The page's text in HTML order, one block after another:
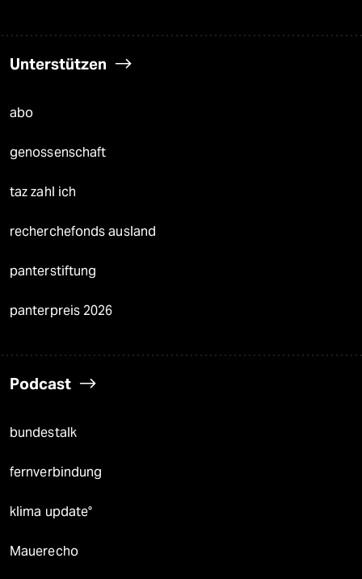
Unterstützen
abo
genossenschaft
taz zahl ich
recherchefonds ausland
panterstiftung
panterpreis 2026
Podcast
bundestalk
fernverbindung
klima update°
Mauerecho